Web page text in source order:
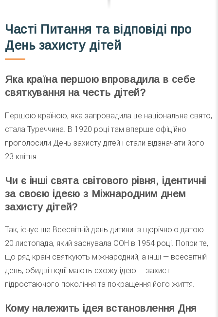
Часті Питання та відповіді про
День захисту дітей
Яка країна першою впровадила в себе
святкування на честь дітей?
Першою країною, яка запровадила це національне свято,
стала Туреччина. В 1920 році там вперше офіційно
проголосили День захисту дітей і стали відзначати його
23 квітня.
Чи є інші свята світового рівня, ідентичні
за своєю ідеєю з Міжнародним днем
захисту дітей?
Так, існує ще Всесвітній день дитини з щорічною датою
20 листопада, який заснувала ООН в 1954 році. Попри те,
що ряд країн святкують міжнародний, а інші — всесвітній
день, обидві події мають схожу ідею — захист
підростаючого покоління та покращення його життя.
Кому належить ідея встановлення Дня